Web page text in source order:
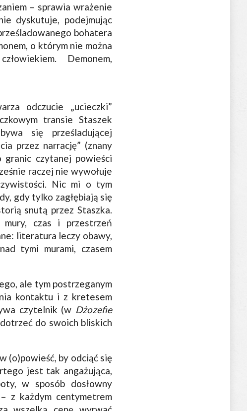
– sprawia wrażenie
dyskutuje, podejmując
bohatera
o którym nie można
Demonem,
odczucie „ucieczki”
transie Staszek
się prześladującej
przez narrację” (znany
granic czytanej powieści
raczej nie wywołuje
Nic mi o tym
gdy tylko zagłębiają się
snutą przez Staszka.
mury, czas i przestrzeń
literatura leczy obawy,
tymi murami, czasem
ale tym postrzeganym
kontaktu i z kretesem
czytelnik (w Dżozefie
do swoich bliskich
(o)powieść, by odciąć się
jest tak angażująca,
w sposób dosłowny
z każdym centymetrem